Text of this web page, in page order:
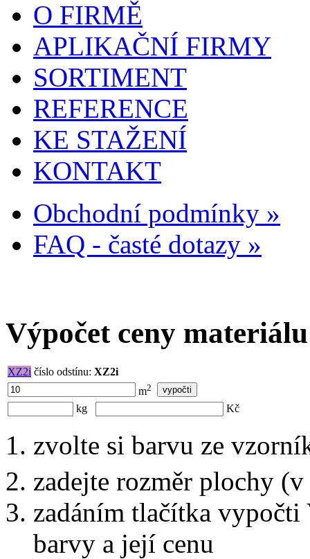
O FIRMĚ
APLIKAČNÍ FIRMY
SORTIMENT
REFERENCE
KE STAŽENÍ
KONTAKT
Obchodní podmínky »
FAQ - časté dotazy »
Výpočet ceny materiálu
XZ2i číslo odstínu: XZ2i
m2
kg Kč
zvolte si barvu ze
zadejte rozměr plochy (v
zadáním tlačítka vypočti
barvy a její cenu